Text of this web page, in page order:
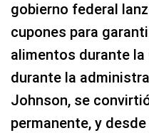
gobierno federal
cupones para
alimentos durante la
durante la
Johnson, se
permanente, y